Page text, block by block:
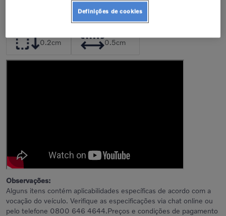
0.2cm
0.5cm
Observações:
Alguns itens contém aplicabilidades específicas de acordo com a
vocação do veículo. Verifique as especificações via chat online ou
pelo telefone 0800 646 4644.Preços e condições de pagamento
Definições de cookies